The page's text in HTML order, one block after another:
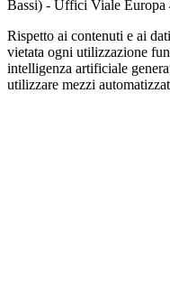
Bassi) - Uffici Viale
Rispetto ai contenuti e ai
vietata ogni utilizzazione
intelligenza artificiale
utilizzare mezzi